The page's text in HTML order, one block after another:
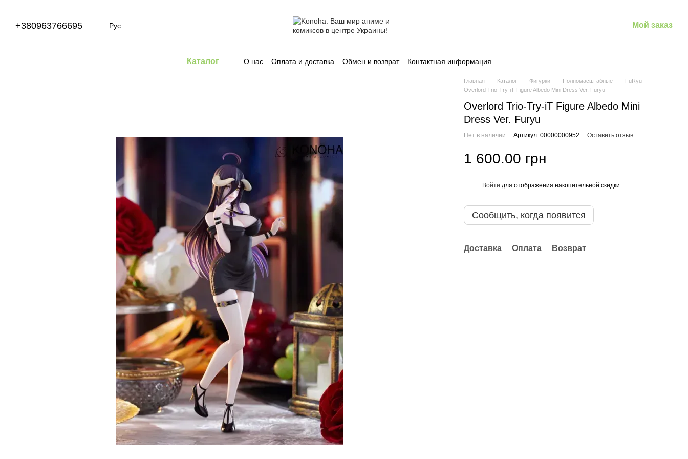
+380963766695 Рус Мой заказ
Каталог О нас Оплата и доставка Обмен и возврат Контактная информация
Главная Каталог Фигурки Полномасштабные
FuRyu
Overlord Trio-Try-iT Figure Albedo Mini Dress Ver. Furyu
Overlord Trio-Try-iT Figure Albedo Mini
Dress Ver. Furyu
Нет в наличии Артикул: 00000000952 Оставить отзыв
1 600.00 грн
Войти для отображения накопительной скидки
Сообщить, когда появится
Доставка Оплата Возврат